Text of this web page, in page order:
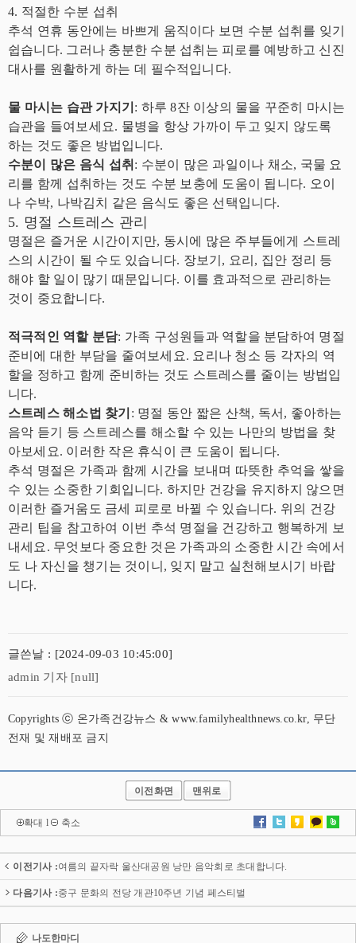
4. 적절한 수분 섭취
추석 연휴 동안에는 바쁘게 움직이다 보면 수분 섭취를 잊기
쉽습니다. 그러나 충분한 수분 섭취는 피로를 예방하고 신진
대사를 원활하게 하는 데 필수적입니다.
물 마시는 습관 가지기 : 하루 8잔 이상의 물을 꾸준히 마시는
습관을 들여보세요. 물병을 항상 가까이 두고 잊지 않도록
하는 것도 좋은 방법입니다.
수분이 많은 음식 섭취 : 수분이 많은 과일이나 채소, 국물 요
리를 함께 섭취하는 것도 수분 보충에 도움이 됩니다. 오이
나 수박, 나박김치 같은 음식도 좋은 선택입니다.
5. 명절 스트레스 관리
명절은 즐거운 시간이지만, 동시에 많은 주부들에게 스트레
스의 시간이 될 수도 있습니다. 장보기, 요리, 집안 정리 등
해야 할 일이 많기 때문입니다. 이를 효과적으로 관리하는
것이 중요합니다.
적극적인 역할 분담: 가족 구성원들과 역할을 분담하여 명절
준비에 대한 부담을 줄여보세요. 요리나 청소 등 각자의 역
할을 정하고 함께 준비하는 것도 스트레스를 줄이는 방법입
니다.
스트레스 해소법 찾기 : 명절 동안 짧은 산책, 독서, 좋아하는
음악 듣기 등 스트레스를 해소할 수 있는 나만의 방법을 찾
아보세요. 이러한 작은 휴식이 큰 도움이 됩니다.
추석 명절은 가족과 함께 시간을 보내며 따뜻한 추억을 쌓을
수 있는 소중한 기회입니다. 하지만 건강을 유지하지 않으면
이러한 즐거움도 금세 피로로 바뀔 수 있습니다. 위의 건강
관리 팁을 참고하여 이번 추석 명절을 건강하고 행복하게 보
내세요. 무엇보다 중요한 것은 가족과의 소중한 시간 속에서
도 나 자신을 챙기는 것이니, 잊지 말고 실천해보시기 바랍
니다.
글쓴날 : [2024-09-03 10:45:00]
admin 기자 [null]
Copyrights ⓒ 온가족건강뉴스 & www.familyhealthnews.co.kr, 무단
전재 및 재배포 금지
이전화면 맨위로
확대 l 축소
이전기사 :여름의 끝자락 울산대공원 낭만 음악회로 초대합니다.
다음기사 :중구 문화의 전당 개관10주년 기념 페스티벌